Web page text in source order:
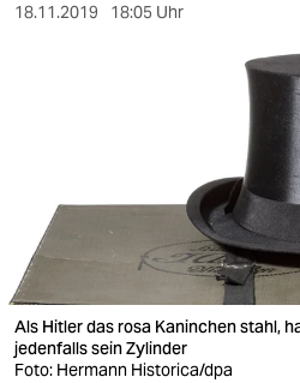
wahrheit
verlag
verlag
veranstaltungen
18.11.2019 18:05 Uhr
Als Hitler das rosa Kaninchen stahl,
jedenfalls sein Zylinder
Foto: Hermann Historica/dpa